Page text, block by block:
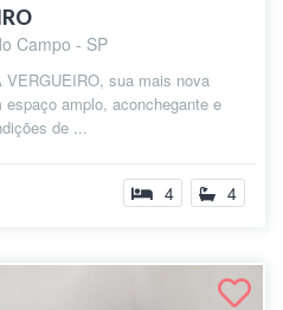
Campo - SP
sua mais nova
amplo, aconchegante e
de ...
4 4